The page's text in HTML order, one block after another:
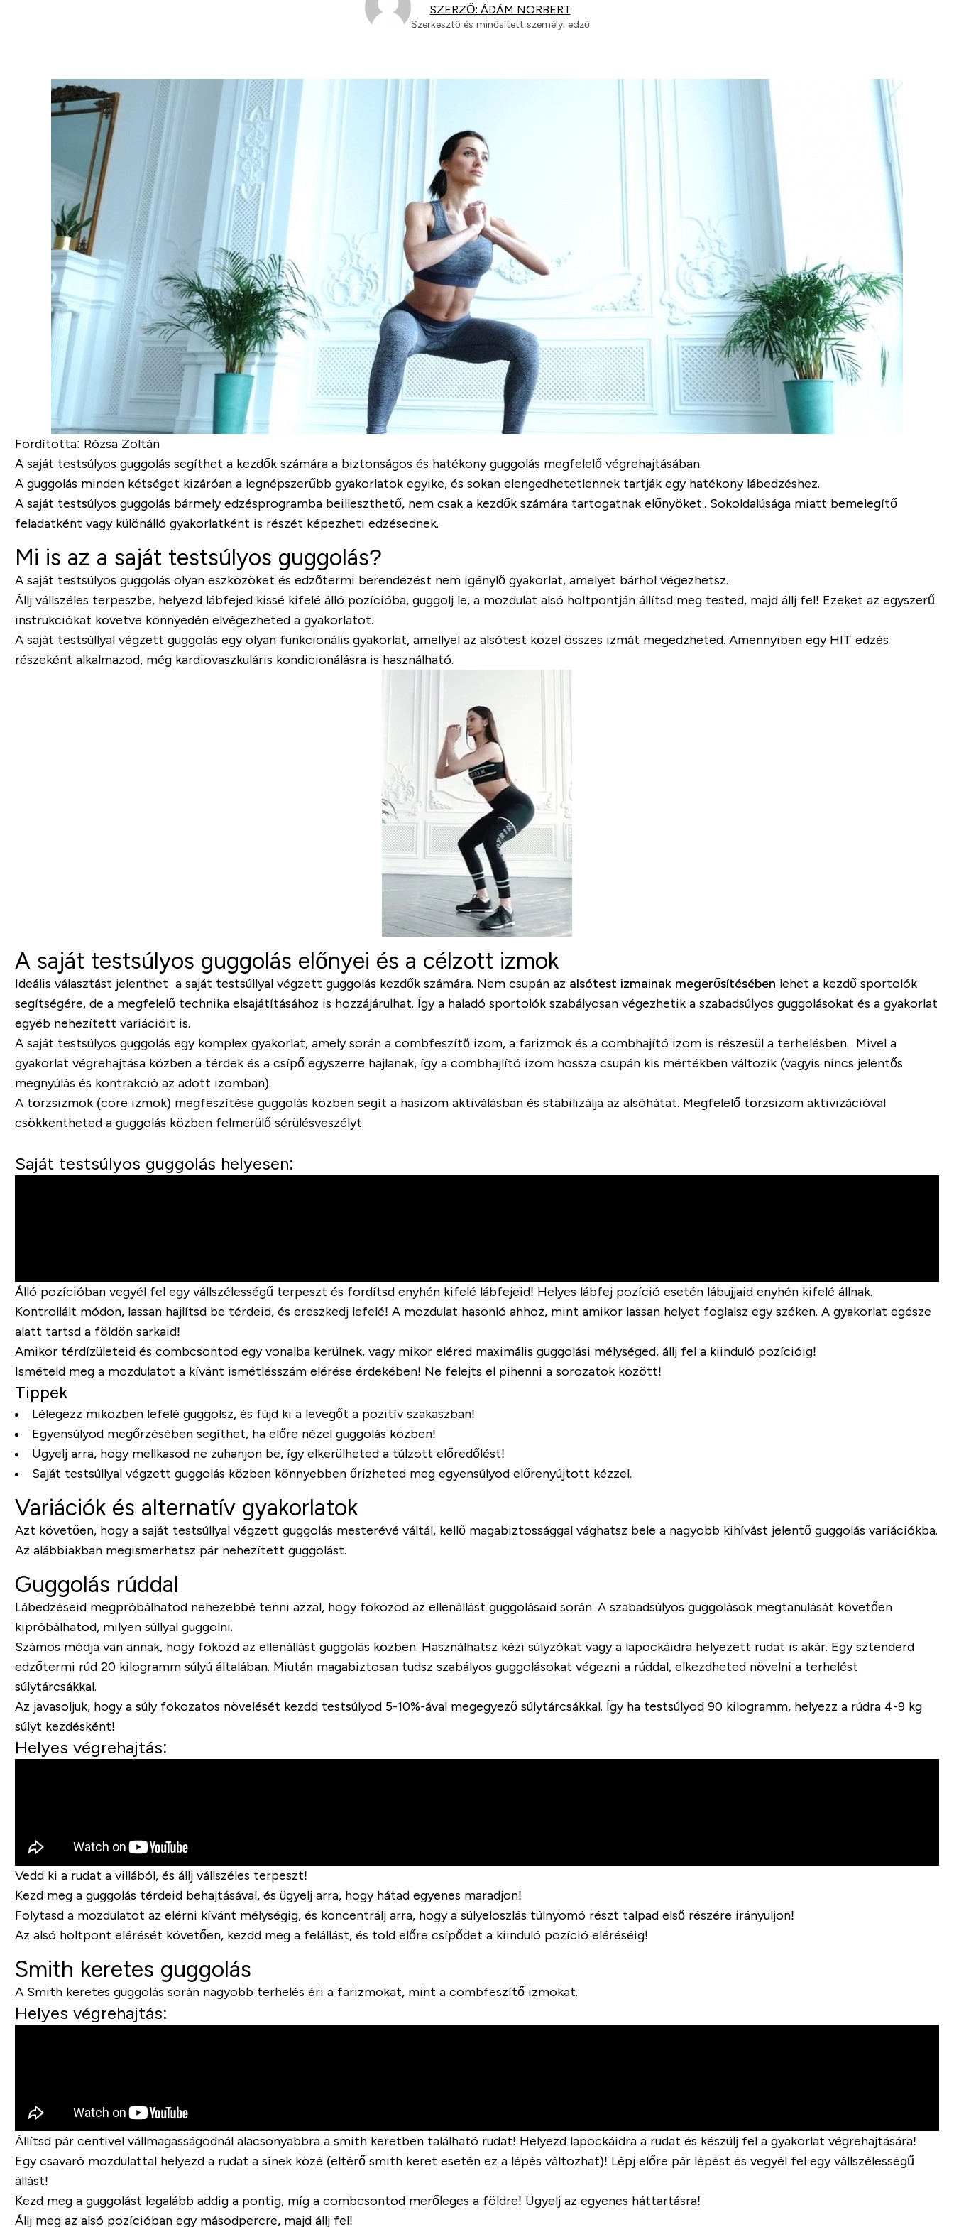
SZERZŐ: ÁDÁM NORBERT
Szerkesztő és minősített személyi edző
Fordította: Rózsa Zoltán
A saját testsúlyos guggolás segíthet a kezdők számára a biztonságos és hatékony guggolás megfelelő végrehajtásában.
A guggolás minden kétséget kizáróan a legnépszerűbb gyakorlatok egyike, és sokan elengedhetetlennek tartják egy hatékony lábedzéshez.
A saját testsúlyos guggolás bármely edzésprogramba beilleszthető, nem csak a kezdők számára tartogatnak előnyöket.. Sokoldalúsága miatt bemelegítő
feladatként vagy különálló gyakorlatként is részét képezheti edzésednek.
Mi is az a saját testsúlyos guggolás?
A saját testsúlyos guggolás olyan eszközöket és edzőtermi berendezést nem igénylő gyakorlat, amelyet bárhol végezhetsz.
Állj vállszéles terpeszbe, helyezd lábfejed kissé kifelé álló pozícióba, guggolj le, a mozdulat alsó holtpontján állítsd meg tested, majd állj fel! Ezeket az egyszerű
instrukciókat követve könnyedén elvégezheted a gyakorlatot.
A saját testsúllyal végzett guggolás egy olyan funkcionális gyakorlat, amellyel az alsótest közel összes izmát megedzheted. Amennyiben egy HIT edzés
részeként alkalmazod, még kardiovaszkuláris kondicionálásra is használható.
A saját testsúlyos guggolás előnyei és a célzott izmok
Ideális választást jelenthet a saját testsúllyal végzett guggolás kezdők számára. Nem csupán az alsótest izmainak megerősítésében lehet a kezdő sportolók
segítségére, de a megfelelő technika elsajátításához is hozzájárulhat. Így a haladó sportolók szabályosan végezhetik a szabadsúlyos guggolásokat és a gyakorlat
egyéb nehezített variációit is.
A saját testsúlyos guggolás egy komplex gyakorlat, amely során a combfeszítő izom, a farizmok és a combhajító izom is részesül a terhelésben. Mivel a
gyakorlat végrehajtása közben a térdek és a csípő egyszerre hajlanak, így a combhajlító izom hossza csupán kis mértékben változik (vagyis nincs jelentős
megnyúlás és kontrakció az adott izomban).
A törzsizmok (core izmok) megfeszítése guggolás közben segít a hasizom aktiválásban és stabilizálja az alsóhátat. Megfelelő törzsizom aktivizációval
csökkentheted a guggolás közben felmerülő sérülésveszélyt.
Saját testsúlyos guggolás helyesen:
Álló pozícióban vegyél fel egy vállszélességű terpeszt és fordítsd enyhén kifelé lábfejeid! Helyes lábfej pozíció esetén lábujjaid enyhén kifelé állnak.
Kontrollált módon, lassan hajlítsd be térdeid, és ereszkedj lefelé! A mozdulat hasonló ahhoz, mint amikor lassan helyet foglalsz egy széken. A gyakorlat egésze
alatt tartsd a földön sarkaid!
Amikor térdízületeid és combcsontod egy vonalba kerülnek, vagy mikor eléred maximális guggolási mélységed, állj fel a kiinduló pozícióig!
Ismételd meg a mozdulatot a kívánt ismétlésszám elérése érdekében! Ne felejts el pihenni a sorozatok között!
Tippek
Lélegezz miközben lefelé guggolsz, és fújd ki a levegőt a pozitív szakaszban!
Egyensúlyod megőrzésében segíthet, ha előre nézel guggolás közben!
Ügyelj arra, hogy mellkasod ne zuhanjon be, így elkerülheted a túlzott előredőlést!
Saját testsúllyal végzett guggolás közben könnyebben őrizheted meg egyensúlyod előrenyújtott kézzel.
Variációk és alternatív gyakorlatok
Azt követően, hogy a saját testsúllyal végzett guggolás mesterévé váltál, kellő magabiztossággal vághatsz bele a nagyobb kihívást jelentő guggolás variációkba.
Az alábbiakban megismerhetsz pár nehezített guggolást.
Guggolás rúddal
Lábedzéseid megpróbálhatod nehezebbé tenni azzal, hogy fokozod az ellenállást guggolásaid során. A szabadsúlyos guggolások megtanulását követően
kipróbálhatod, milyen súllyal guggolni.
Számos módja van annak, hogy fokozd az ellenállást guggolás közben. Használhatsz kézi súlyzókat vagy a lapockáidra helyezett rudat is akár. Egy sztenderd
edzőtermi rúd 20 kilogramm súlyú általában. Miután magabiztosan tudsz szabályos guggolásokat végezni a rúddal, elkezdheted növelni a terhelést
súlytárcsákkal.
Az javasoljuk, hogy a súly fokozatos növelését kezdd testsúlyod 5-10%-ával megegyező súlytárcsákkal. Így ha testsúlyod 90 kilogramm, helyezz a rúdra 4-9 kg
súlyt kezdésként!
Helyes végrehajtás:
Vedd ki a rudat a villából, és állj vállszéles terpeszt!
Kezd meg a guggolás térdeid behajtásával, és ügyelj arra, hogy hátad egyenes maradjon!
Folytasd a mozdulatot az elérni kívánt mélységig, és koncentrálj arra, hogy a súlyeloszlás túlnyomó részt talpad első részére irányuljon!
Az alsó holtpont elérését követően, kezdd meg a felállást, és told előre csípődet a kiinduló pozíció eléréséig!
Smith keretes guggolás
A Smith keretes guggolás során nagyobb terhelés éri a farizmokat, mint a combfeszítő izmokat.
Helyes végrehajtás:
Állítsd pár centivel vállmagasságodnál alacsonyabbra a smith keretben található rudat! Helyezd lapockáidra a rudat és készülj fel a gyakorlat végrehajtására!
Egy csavaró mozdulattal helyezd a rudat a sínek közé (eltérő smith keret esetén ez a lépés változhat)! Lépj előre pár lépést és vegyél fel egy vállszélességű
állást!
Kezd meg a guggolást legalább addig a pontig, míg a combcsontod merőleges a földre! Ügyelj az egyenes háttartásra!
Állj meg az alsó pozícióban egy másodpercre, majd állj fel!